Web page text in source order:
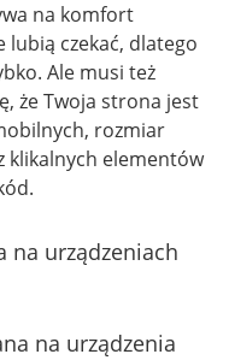
na komfort
czekać, dlatego
Ale musi też
że Twoja strona jest
rozmiar
klikalnych elementów
na urządzeniach
na urządzenia